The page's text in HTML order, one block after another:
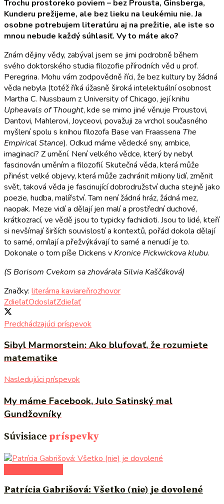
Trochu prostoreko poviem – bez Prousta, Ginsberga,
Kunderu prežijeme, ale bez lieku na leukémiu nie. Ja
osobne potrebujem literatúru aj na prežitie, ale iste so
mnou nebude každý súhlasiť. Vy to máte ako?
Znám dějiny vědy, zabýval jsem se jimi podrobně během
svého doktorského studia filozofie přírodních věd u prof.
Peregrina. Mohu vám zodpovědně říci, že bez kultury by žádná
věda nebyla (totéž říká úžasně široká intelektuální osobnost
Martha C. Nussbaum z University of Chicago, její knihu
Upheavals of Thought, kde se mimo jiné věnuje Proustovi,
Dantovi, Mahlerovi, Joyceovi, považuji za vrchol současného
myšlení spolu s knihou filozofa Base van Fraassena The
Empirical Stance). Odkud máme vědecké sny, ambice,
imaginaci? Z umění. Není velkého vědce, který by nebyl
fascinován uměním a filozofií. Skutečná věda, která může
přinést velké objevy, která může zachránit miliony lidí, změnit
svět, taková věda je fascinující dobrodružství ducha stejně jako
poezie, hudba, malířství. Tam není žádná hráz, žádná mez,
naopak. Meze vidí a dělají jen malí a prostřední duchové,
krátkozrací, ve vědě jsou to typicky fachidioti. Jsou to lidé, kteří
si nevšímají širších souvislostí a kontextů, pořád dokola dělají
to samé, omílají a přežvýkávají to samé a nenudí je to.
Dokonale o tom píše Dickens v Kronice Pickwickova klubu.
(S Borisom Cvekom sa zhovárala Silvia Kaščáková)
Značky: literárna kaviareňrozhovor
ZdieľaťOdoslaťZdieľať
Predchádzajúci príspevok
Sibyl Marmorstein: Ako blufovať, že rozumiete
matematike
Nasledujúci príspevok
My máme Facebook, Julo Satinský mal
Gundžovníky
Súvisiace príspevky
Patrícia Gabrišová: Všetko (nie) je dovolené